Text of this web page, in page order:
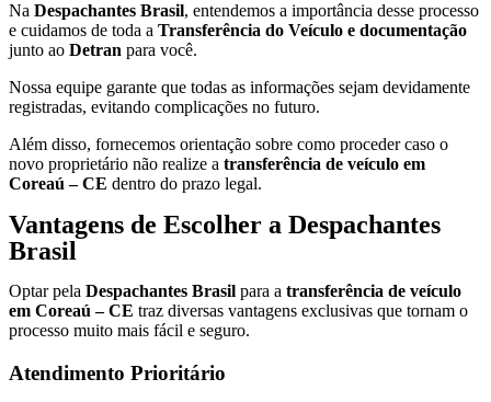
Na Despachantes Brasil, entendemos a importância desse processo
e cuidamos de toda a Transferência do Veículo e documentação
junto ao Detran para você.
Nossa equipe garante que todas as informações sejam devidamente
registradas, evitando complicações no futuro.
Além disso, fornecemos orientação sobre como proceder caso o
novo proprietário não realize a transferência de veículo em
Coreaú – CE dentro do prazo legal.
Vantagens de Escolher a Despachantes
Brasil
Optar pela Despachantes Brasil para a transferência de veículo
em Coreaú – CE traz diversas vantagens exclusivas que tornam o
processo muito mais fácil e seguro.
Atendimento Prioritário